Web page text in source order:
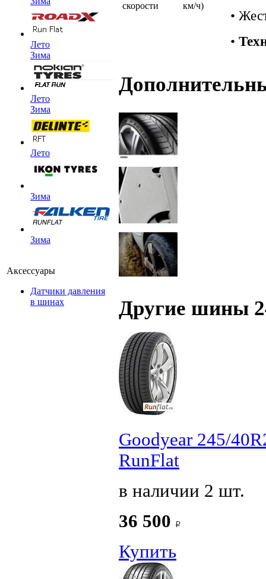
Лето
Зима
Лето
Зима
Лето
Зима
Зима
Аксессуары
Датчики давления
в шинах
скорости км/ч)
•
•
Другие шины
Goodyear 245/
RunFlat
в наличии 2 шт.
36 500
Купить